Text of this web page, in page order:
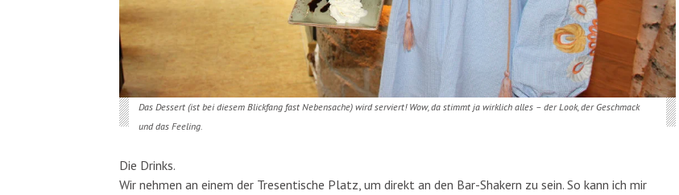
Das Dessert (ist bei diesem Blickfang fast Nebensache) wird serviert! Wow, da stimmt ja wirklich alles – der Look, der Geschmack
und das Feeling.
Die Drinks.
Wir nehmen an einem der Tresentische Platz, um direkt an den Bar-Shakern zu sein. So kann ich mir